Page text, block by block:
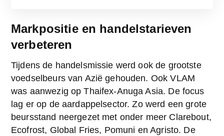
Markpositie en handelstarieven
verbeteren
Tijdens de handelsmissie werd ook de grootste
voedselbeurs van Azië gehouden. Ook VLAM
was aanwezig op Thaifex-Anuga Asia. De focus
lag er op de aardappelsector. Zo werd een grote
beursstand neergezet met onder meer Clarebout,
Ecofrost, Global Fries, Pomuni en Agristo. De